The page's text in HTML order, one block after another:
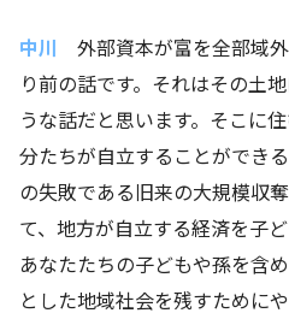
中川 外部資本が富を全部域
り前の話です。それはその土
うな話だと思います。そこに
分たちが自立することができ
の失敗である旧来の大規模収
て、地方が自立する経済を子
あなたたちの子どもや孫を含
とした地域社会を残すために